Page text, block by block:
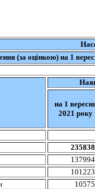
(заоцінкою) на 1
на 1
2021 року